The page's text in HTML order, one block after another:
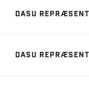
DASU
DASU